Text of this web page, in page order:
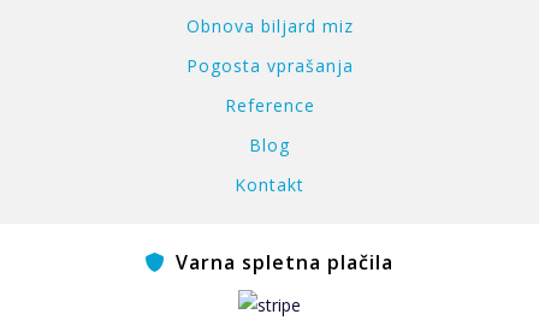
Obnova biljard miz
Pogosta vprašanja
Reference
Blog
Kontakt
Varna spletna plačila